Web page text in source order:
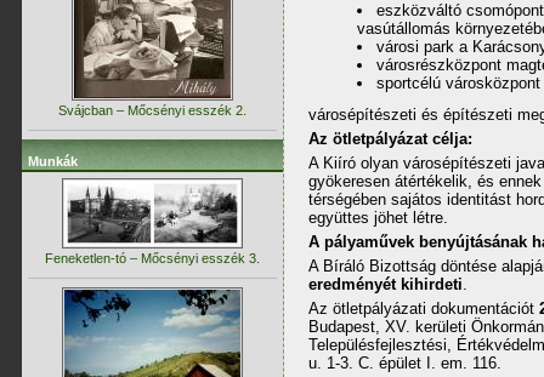
Svájcban – Mőcsényi esszék 2.
Munkák
Feneketlen-tó – Mőcsényi esszék 3.
eszközváltó
vasútállomás
városi park a
városrészközpont
sportcélú
városépítészeti és építészeti
Az ötletpályázat célja:
A Kiíró olyan városépítészeti
gyökeresen átértékelik, és
térségében sajátos identitást
együttes jöhet létre.
A pályaművek benyújtásának
A Bíráló Bizottság döntése
eredményét kihirdeti.
Az ötletpályázati dokumentációt
Budapest, XV. kerületi
Településfejlesztési,
u. 1-3. C. épület I. em. 116.